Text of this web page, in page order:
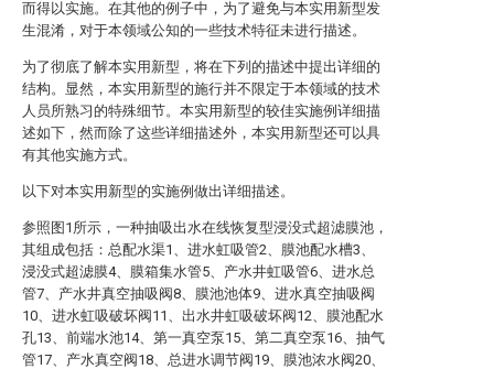
而得以实施。在其他的例子中，为了避免与本实用新型发
生混淆，对于本领域公知的一些技术特征未进行描述。
为了彻底了解本实用新型，将在下列的描述中提出详细的
结构。显然，本实用新型的施行并不限定于本领域的技术
人员所熟习的特殊细节。本实用新型的较佳实施例详细描
述如下，然而除了这些详细描述外，本实用新型还可以具
有其他实施方式。
以下对本实用新型的实施例做出详细描述。
参照图1所示，一种抽吸出水在线恢复型浸没式超滤膜池，
其组成包括：总配水渠1、进水虹吸管2、膜池配水槽3、
浸没式超滤膜4、膜箱集水管5、产水井虹吸管6、进水总
管7、产水井真空抽吸阀8、膜池池体9、进水真空抽吸阀
10、进水虹吸破坏阀11、出水井虹吸破坏阀12、膜池配水
孔13、前端水池14、第一真空泵15、第二真空泵16、抽气
管17、产水真空阀18、总进水调节阀19、膜池浓水阀20、